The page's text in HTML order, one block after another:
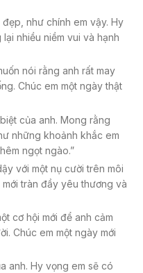
như chính em vậy. Hy
nhiều niềm vui và hạnh
nói rằng anh rất may
Chúc em một ngày thật
của anh. Mong rằng
những khoảnh khắc em
ngọt ngào.”
với một nụ cười trên môi
tràn đầy yêu thương và
cơ hội mới để anh cảm
Chúc em một ngày mới
anh. Hy vọng em sẽ có